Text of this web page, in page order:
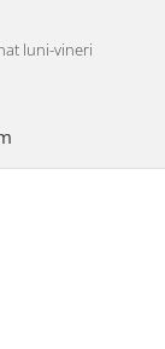
luni-vineri